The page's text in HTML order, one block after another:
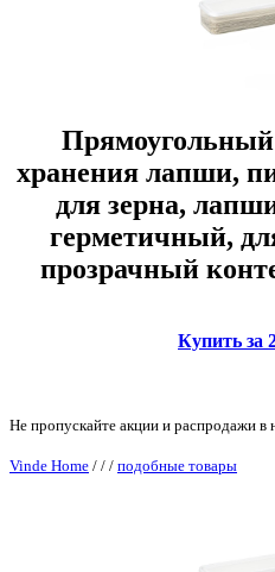
хранения лапши,
для зерна,
герметичный,
прозрачный
Купить за
Не пропускайте акции и распродажи в
Vinde Home / / / подобные товары